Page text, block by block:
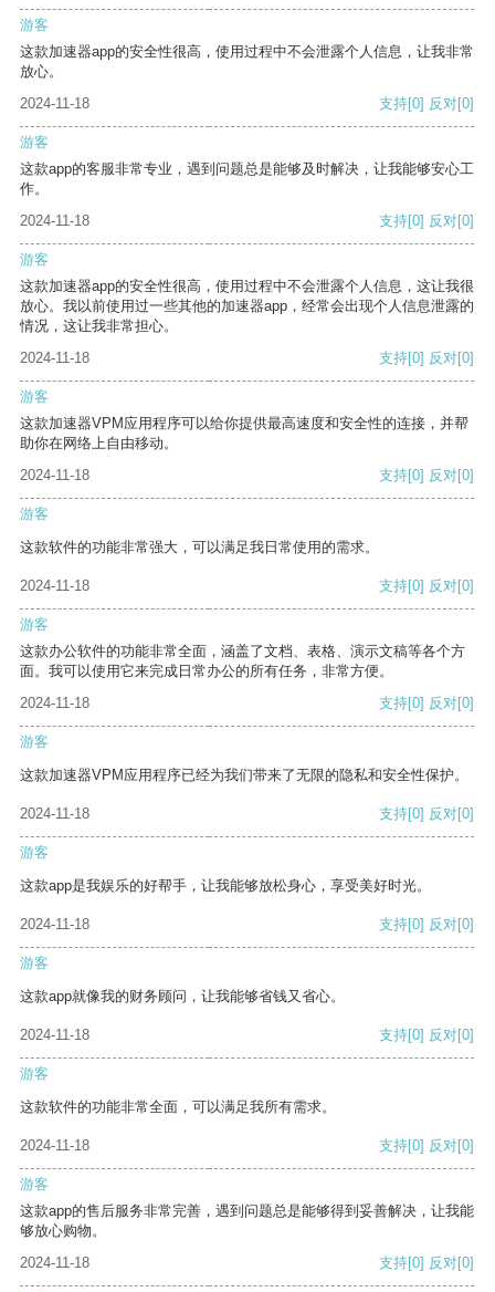
游客
这款加速器app的安全性很高，使用过程中不会泄露个人信息，让我非常
放心。
2024-11-18
支持[0] 反对[0]
游客
这款app的客服非常专业，遇到问题总是能够及时解决，让我能够安心工
作。
2024-11-18
支持[0] 反对[0]
游客
这款加速器app的安全性很高，使用过程中不会泄露个人信息，这让我很
放心。我以前使用过一些其他的加速器app，经常会出现个人信息泄露的
情况，这让我非常担心。
2024-11-18
支持[0] 反对[0]
游客
这款加速器VPM应用程序可以给你提供最高速度和安全性的连接，并帮
助你在网络上自由移动。
2024-11-18
支持[0] 反对[0]
游客
这款软件的功能非常强大，可以满足我日常使用的需求。
2024-11-18 支持[0] 反对[0]
游客
这款办公软件的功能非常全面，涵盖了文档、表格、演示文稿等各个方
面。我可以使用它来完成日常办公的所有任务，非常方便。
2024-11-18
支持[0] 反对[0]
游客
这款加速器VPM应用程序已经为我们带来了无限的隐私和安全性保护。
2024-11-18 支持[0] 反对[0]
游客
这款app是我娱乐的好帮手，让我能够放松身心，享受美好时光。
2024-11-18 支持[0] 反对[0]
游客
这款app就像我的财务顾问，让我能够省钱又省心。
2024-11-18 支持[0] 反对[0]
游客
这款软件的功能非常全面，可以满足我所有需求。
2024-11-18 支持[0] 反对[0]
游客
这款app的售后服务非常完善，遇到问题总是能够得到妥善解决，让我能
够放心购物。
2024-11-18
支持[0] 反对[0]